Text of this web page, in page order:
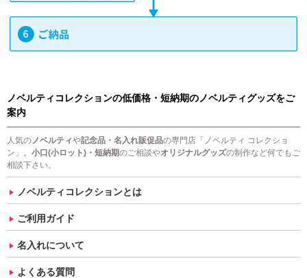
ノベルティコレクションの低価格・短納期のノベルティグッズをご
案内
人気のノベルティや記念品・名入れ販促品の専門店「ノベルティ コレクショ
ン」。 小口(小ロット)・短納期のご相談やオリジナルグッズの制作など何でもご
相談下さい。
ノベルティコレクションとは
ご利用ガイド
名入れについて
よくある質問